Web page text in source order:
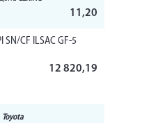
11,20
CF ILSAC GF-5
12 820,19
Toyota